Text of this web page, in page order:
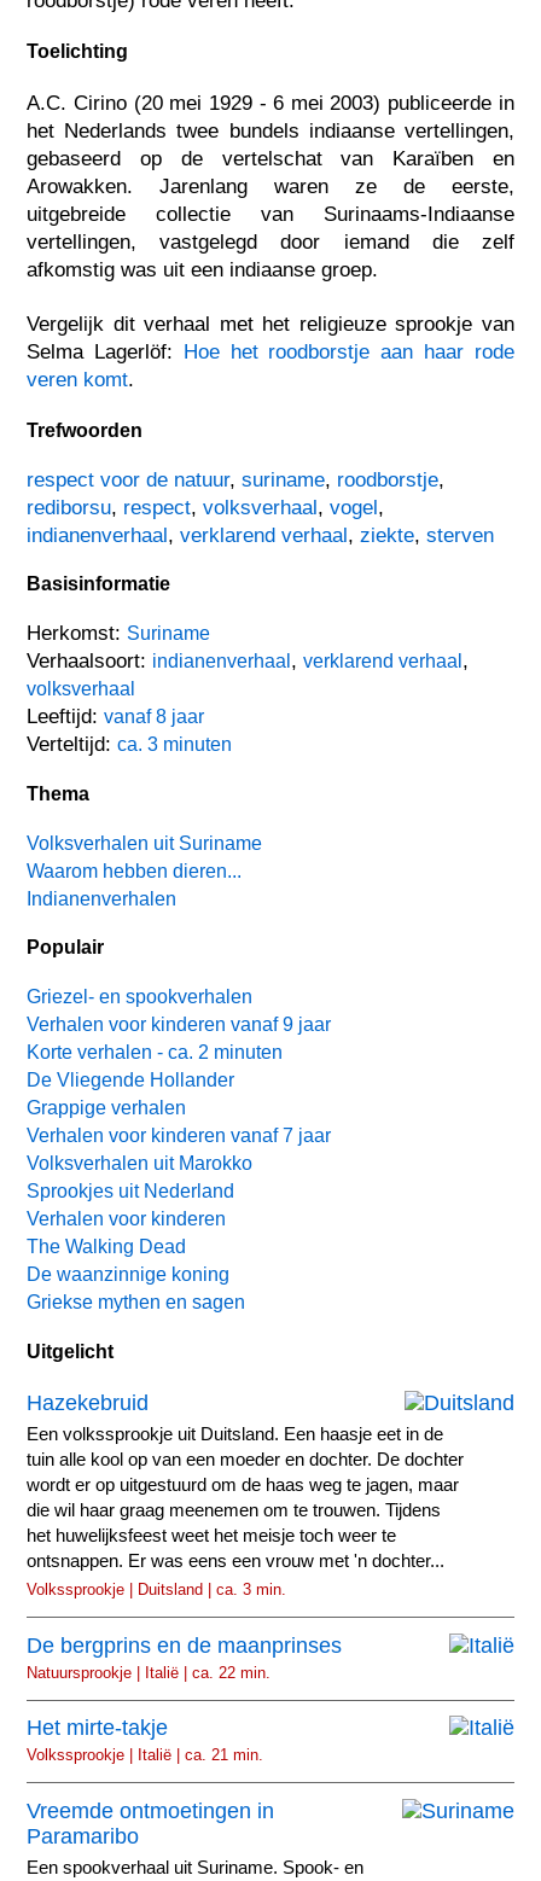
Toelichting
A.C. Cirino (20 mei 1929 - 6 mei 2003) publiceerde in
het Nederlands twee bundels indiaanse vertellingen,
gebaseerd op de vertelschat van Karaïben en
Arowakken. Jarenlang waren ze de eerste,
uitgebreide collectie van Surinaams-Indiaanse
vertellingen, vastgelegd door iemand die zelf
afkomstig was uit een indiaanse groep.
Vergelijk dit verhaal met het religieuze sprookje van
Selma Lagerlöf: Hoe het roodborstje aan haar rode
veren komt.
Trefwoorden
respect voor de natuur,suriname, roodborstje,
rediborsu, respect,volksverhaal,vogel,
indianenverhaal,verklarend verhaal,ziekte,sterven
Basisinformatie
Herkomst: Suriname
Verhaalsoort: indianenverhaal ,verklarend verhaal ,
volksverhaal
Leeftijd:vanaf 8 jaar
Verteltijd:ca. 3 minuten
Thema
Volksverhalen uit Suriname
Waarom hebben dieren...
Indianenverhalen
Populair
Griezel- en spookverhalen
Verhalen voor kinderen vanaf 9 jaar
Korte verhalen - ca. 2 minuten
De Vliegende Hollander
Grappige verhalen
Verhalen voor kinderen vanaf 7 jaar
Volksverhalen uit Marokko
Sprookjes uit Nederland
Verhalen voor kinderen
The Walking Dead
De waanzinnige koning
Griekse mythen en sagen
Uitgelicht
Hazekebruid
Een volkssprookje uit Duitsland. Een haasje eet in de
tuin alle kool op van een moeder en dochter. De dochter
wordt er op uitgestuurd om de haas weg te jagen, maar
die wil haar graag meenemen om te trouwen. Tijdens
het huwelijksfeest weet het meisje toch weer te
ontsnappen. Er was eens een vrouw met 'n dochter...
Volkssprookje | Duitsland | ca. 3 min.
De bergprins en de maanprinses
Natuursprookje | Italië | ca. 22 min.
Het mirte-takje
Volkssprookje | Italië | ca. 21 min.
Vreemde ontmoetingen in
Paramaribo
Een spookverhaal uit Suriname. Spook- en